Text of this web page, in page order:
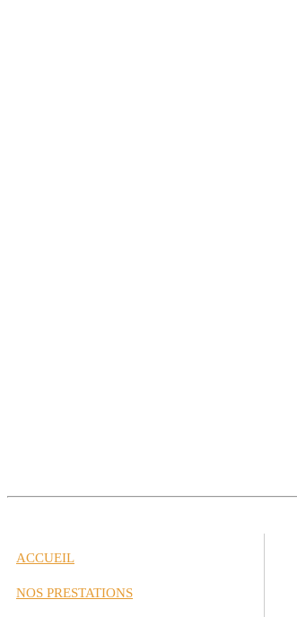
ACCUEIL
NOS PRESTATIONS